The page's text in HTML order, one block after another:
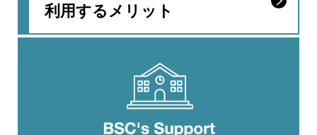
利用するメリット